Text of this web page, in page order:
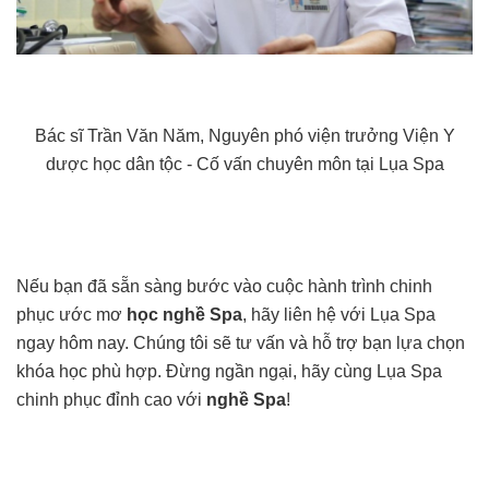
Bác sĩ Trần Văn Năm, Nguyên phó viện trưởng Viện Y
dược học dân tộc - Cố vấn chuyên môn tại Lụa Spa
Nếu bạn đã sẵn sàng bước vào cuộc hành trình chinh
phục ước mơ học nghề Spa, hãy liên hệ với Lụa Spa
ngay hôm nay. Chúng tôi sẽ tư vấn và hỗ trợ bạn lựa chọn
khóa học phù hợp. Đừng ngần ngại, hãy cùng Lụa Spa
chinh phục đỉnh cao với nghề Spa!